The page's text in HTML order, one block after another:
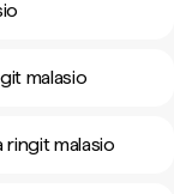
malasio
malasio